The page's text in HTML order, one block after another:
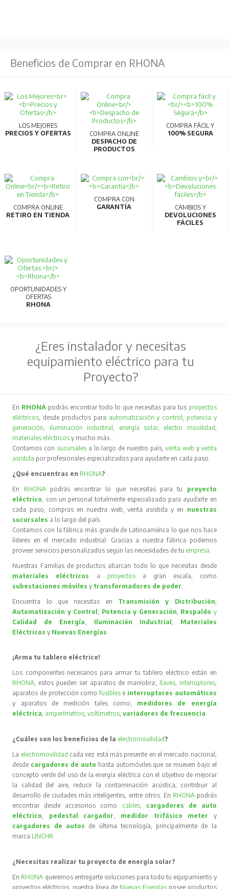
Beneficios de Comprar en RHONA
LOS MEJORES
PRECIOS Y OFERTAS
COMPRA ONLINE
DESPACHO DE
PRODUCTOS
COMPRA FÁCIL Y
100% SEGURA
COMPRA ONLINE
RETIRO EN TIENDA
COMPRA CON
GARANTÍA
CAMBIOS Y
DEVOLUCIONES
FÁCILES
OPORTUNIDADES Y
OFERTAS
RHONA
¿Eres instalador y necesitas
equipamiento eléctrico para tu
Proyecto?
En RHONA podrás encontrar todo lo que necesitas para tus proyectos
eléctricos , desde productos para automatización y control
potencia y
generación
iluminación industrial energía solar, electro movilidad
materiales eléctricos y mucho más…
Contamos con sucursales a lo largo de nuestro país,venta web y venta
asistida por profesionales especializados para ayudarte en cada paso.
¿Qué encuentras en RHONA?
En RHONA podrás encontrar lo que necesitas para tu proyecto
eléctrico , con un personal totalmente especializado para ayudarte en
cada paso, compras en nuestra web, venta asistida y en nuestras
sucursales a lo largo del país.
Contamos con la fábrica más grande de Latinoamérica lo que nos hace
líderes en el mercado industrial. Gracias a nuestra fábrica podemos
proveer servicios personalizados según las necesidades de tu empresa
Nuestras Familias de productos abarcan todo lo que necesitas desde
materiales eléctricos
a proyectos
a gran escala, como
subestaciones móvilesy transformadores de poder
Encuentra lo que necesitas en Transmisión y Distribución
Automatización y Control
Potencia y Generación Respaldo y
Calidad de Energía
Iluminación Industrial
Materiales
Eléctricos y Nuevas Energías
¡Arma tu tablero eléctrico!
Los componentes necesarios para armar tu tablero eléctrico están en
RHONA , estos pueden ser aparatos de maniobra; llaves, interruptores,
aparatos de protección comofusibles e interruptores automáticos
y aparatos de medición tales como; medidores de energía
eléctrica amperímetros ,voltímetros ,variadores de frecuencia
¿Cuáles son los beneficios de la electromovilidad?
La electromovilidad cada vez está más presente en el mercado nacional,
desde cargadores de auto hasta automóviles que se mueven bajo el
concepto verde del uso de la energía eléctrica con el objetivo de mejorar
la calidad del aire, reducir la contaminación acústica, contribuir al
desarrollo de ciudades más inteligentes, entre otros. En RHONA podrás
encontrar desde accesorios como cables, cargadores de auto
eléctrico
pedestal cargador medidor trifásico meter
y
cargadores de autos de última tecnología, principalmente de la
marca LINCHR
¿Necesitas realizar tu proyecto de energía solar?
En RHONA queremos entregarte soluciones para todo tu equipamiento y
proyectos eléctricos, nuestra línea de Nuevas Energíasposee productos